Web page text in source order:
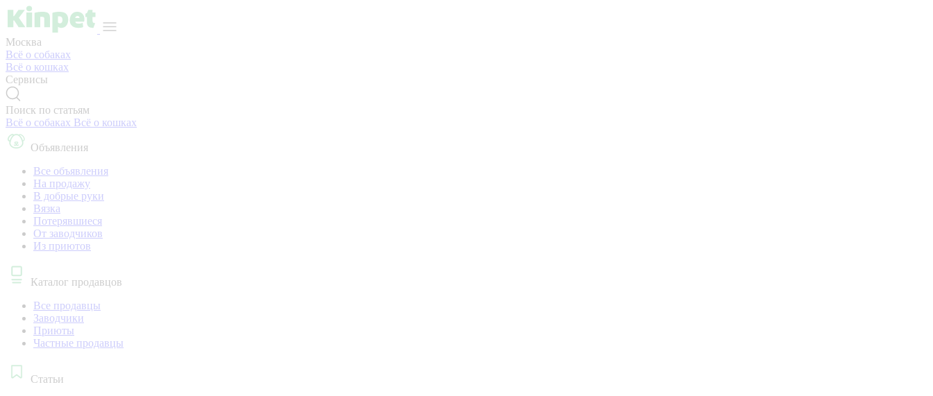
Москва
Всё о собаках
Всё о кошках
Сервисы
Поиск по статьям
Всё о собаках Всё о кошках
Объявления
Все объявления
На продажу
В добрые руки
Вязка
Потерявшиеся
От заводчиков
Из приютов
Каталог продавцов
Все продавцы
Заводчики
Приюты
Частные продавцы
Статьи